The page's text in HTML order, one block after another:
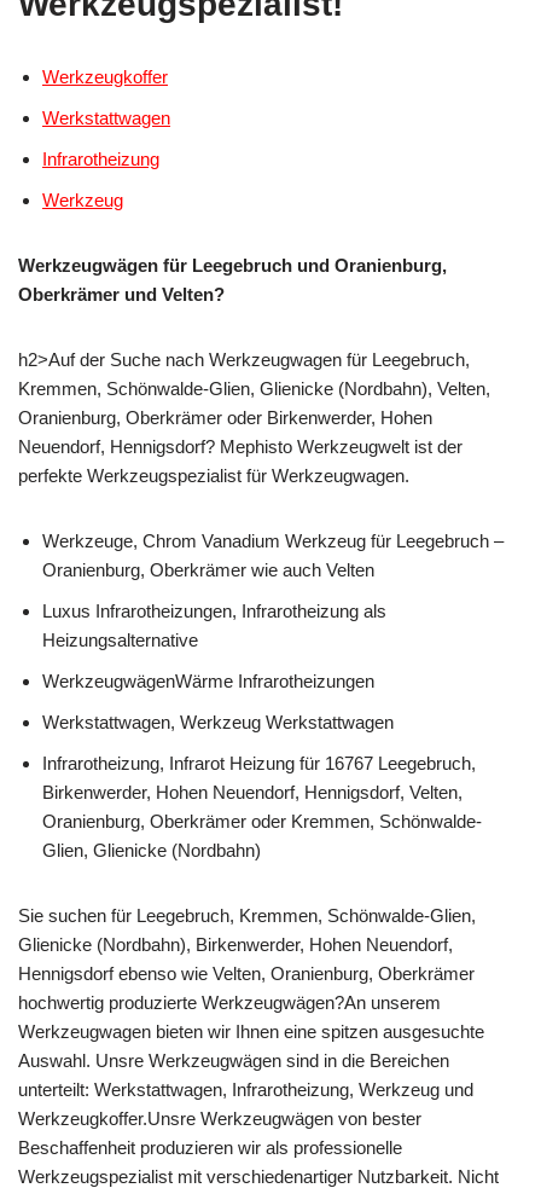
Werkzeugkoffer
Werkstattwagen
Infrarotheizung
Werkzeug
Werkzeugwägen für Leegebruch und Oranienburg,
Oberkrämer und Velten?
h2>Auf der Suche nach Werkzeugwagen für Leegebruch,
Kremmen, Schönwalde-Glien, Glienicke (Nordbahn), Velten,
Oranienburg, Oberkrämer oder Birkenwerder, Hohen
Neuendorf, Hennigsdorf? Mephisto Werkzeugwelt ist der
perfekte Werkzeugspezialist für Werkzeugwagen.
Werkzeuge, Chrom Vanadium Werkzeug für Leegebruch –
Oranienburg, Oberkrämer wie auch Velten
Luxus Infrarotheizungen, Infrarotheizung als
Heizungsalternative
WerkzeugwägenWärme Infrarotheizungen
Werkstattwagen, Werkzeug Werkstattwagen
Infrarotheizung, Infrarot Heizung für 16767 Leegebruch,
Birkenwerder, Hohen Neuendorf, Hennigsdorf, Velten,
Oranienburg, Oberkrämer oder Kremmen, Schönwalde-
Glien, Glienicke (Nordbahn)
Sie suchen für Leegebruch, Kremmen, Schönwalde-Glien,
Glienicke (Nordbahn), Birkenwerder, Hohen Neuendorf,
Hennigsdorf ebenso wie Velten, Oranienburg, Oberkrämer
hochwertig produzierte Werkzeugwägen?An unserem
Werkzeugwagen bieten wir Ihnen eine spitzen ausgesuchte
Auswahl. Unsre Werkzeugwägen sind in die Bereichen
unterteilt: Werkstattwagen, Infrarotheizung, Werkzeug und
Werkzeugkoffer.Unsre Werkzeugwägen von bester
Beschaffenheit produzieren wir als professionelle
Werkzeugspezialist mit verschiedenartiger Nutzbarkeit. Nicht